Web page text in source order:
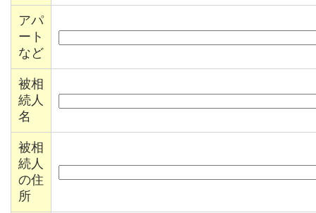
アパ
ート
など
被相
続人
名
被相
続人
の住
所